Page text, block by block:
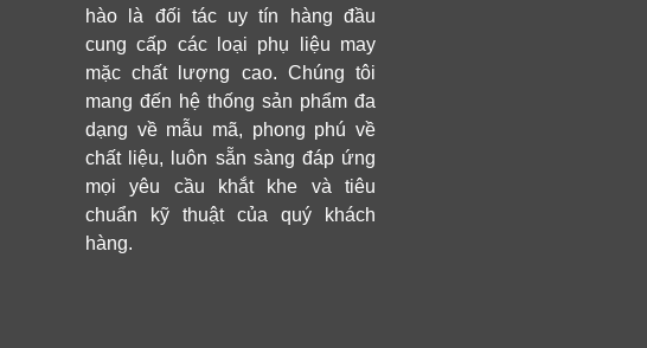
hào là đối tác uy tín hàng đầu
cung cấp các loại phụ liệu may
mặc chất lượng cao. Chúng tôi
mang đến hệ thống sản phẩm đa
dạng về mẫu mã, phong phú về
chất liệu, luôn sẵn sàng đáp ứng
mọi yêu cầu khắt khe và tiêu
chuẩn kỹ thuật của quý khách
hàng.